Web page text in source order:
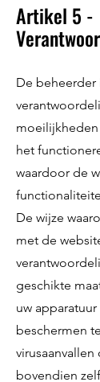
Artikel 5 -
De beheerder
het
waardoor de
De wijze
met de
geschikte
uw
beschermen
bovendien